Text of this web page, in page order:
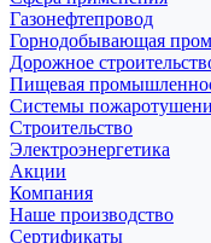
Газонефтепровод
Горнодобывающая
Дорожное
Пищевая
Системы
Строительство
Электроэнергетика
Акции
Компания
Наше производство
Сертификаты